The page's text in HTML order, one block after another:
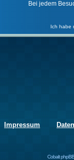
Bei jedem
Ich habe
Impressum
Cobalt